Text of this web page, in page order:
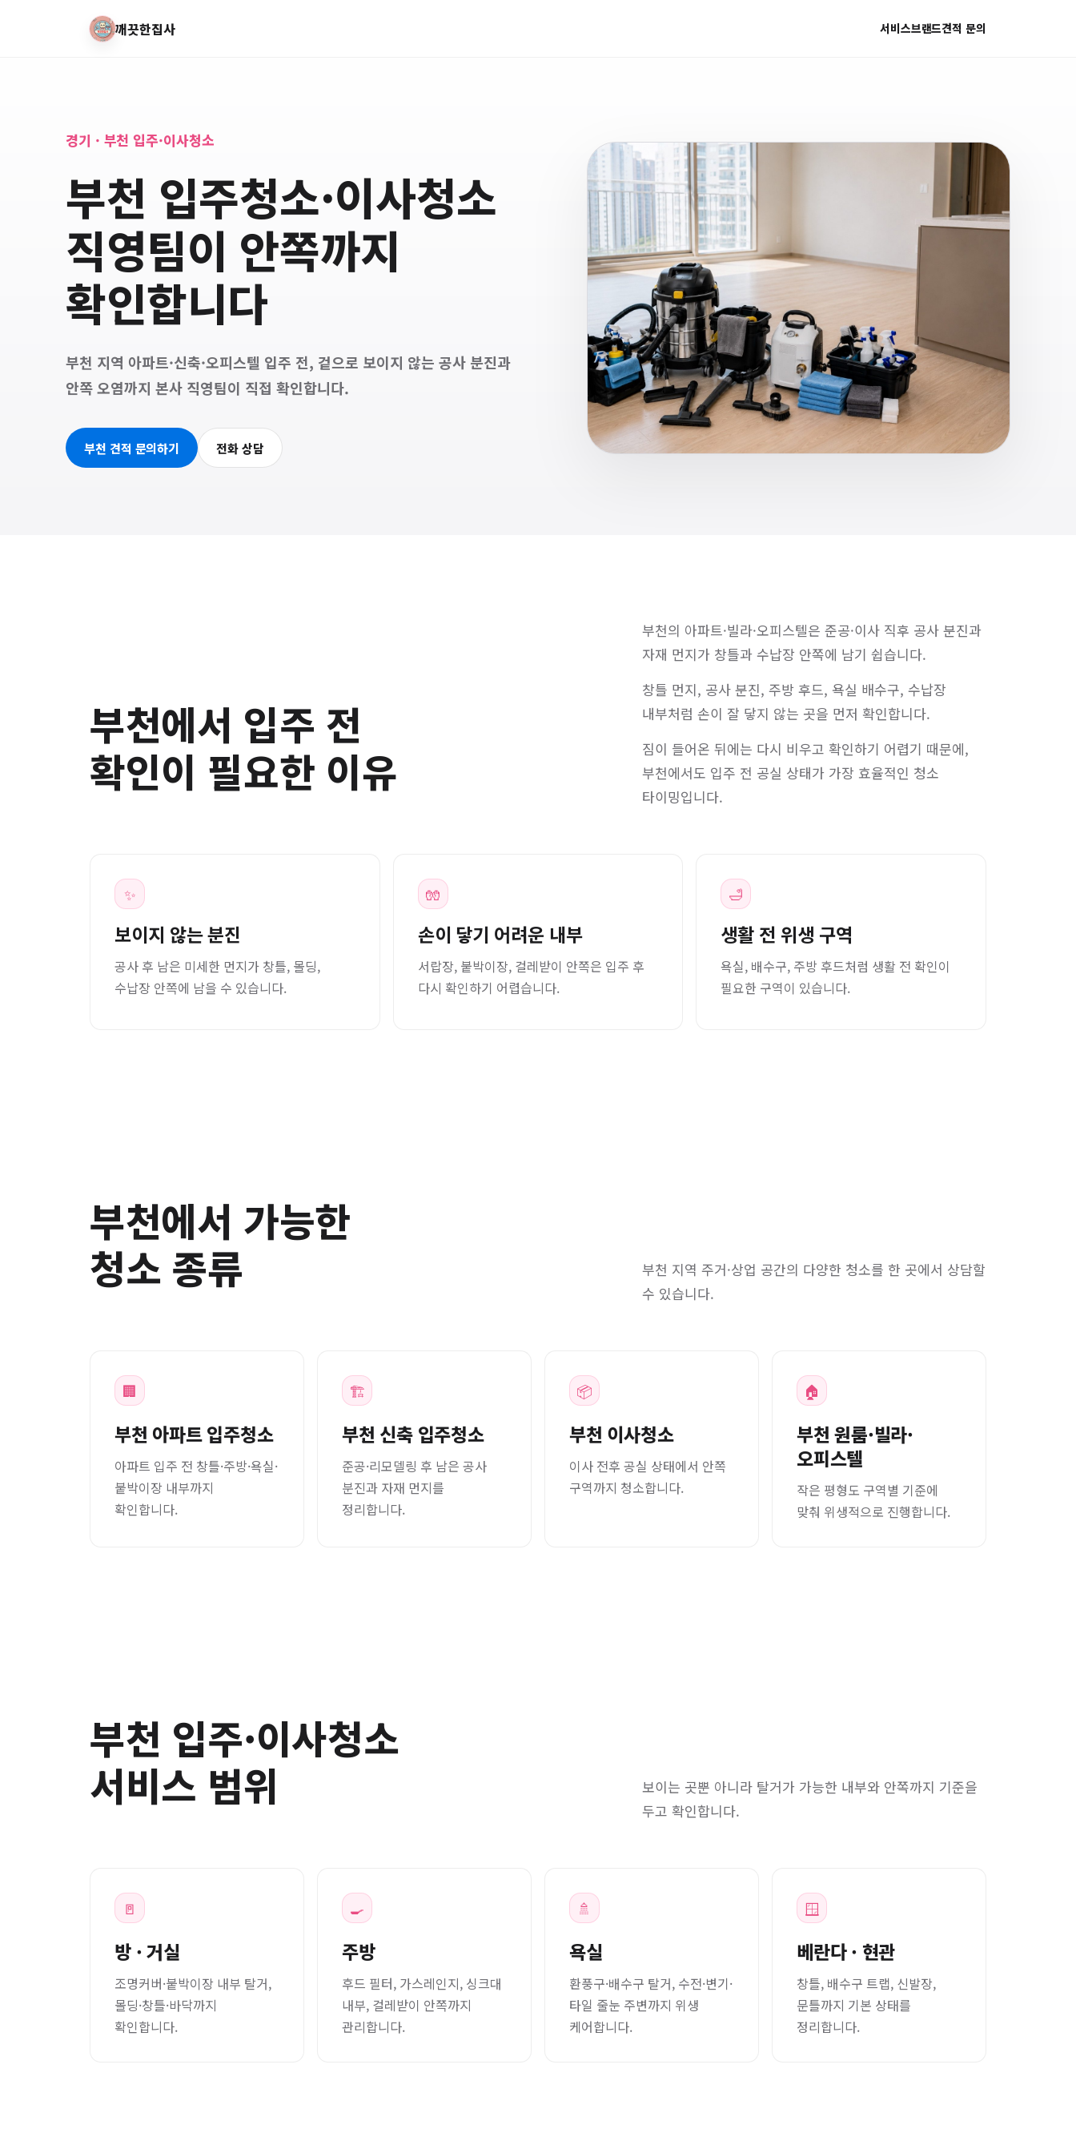
깨끗한집사 서비스브랜드견적 문의
경기 · 부천 입주·이사청소
부천 입주청소·이사청소
직영팀이 안쪽까지
확인합니다
부천 지역 아파트·신축·오피스텔 입주 전, 겉으로 보이지 않는 공사 분진과
안쪽 오염까지 본사 직영팀이 직접 확인합니다.
부천 견적 문의하기 전화 상담
부천에서 입주 전
확인이 필요한 이유
부천의 아파트·빌라·오피스텔은 준공·이사 직후 공사 분진과
자재 먼지가 창틀과 수납장 안쪽에 남기 쉽습니다.
창틀 먼지, 공사 분진, 주방 후드, 욕실 배수구, 수납장
내부처럼 손이 잘 닿지 않는 곳을 먼저 확인합니다.
짐이 들어온 뒤에는 다시 비우고 확인하기 어렵기 때문에,
부천에서도 입주 전 공실 상태가 가장 효율적인 청소
타이밍입니다.
✨
보이지 않는 분진
공사 후 남은 미세한 먼지가 창틀, 몰딩,
수납장 안쪽에 남을 수 있습니다.
🧤
손이 닿기 어려운 내부
서랍장, 붙박이장, 걸레받이 안쪽은 입주 후
다시 확인하기 어렵습니다.
🛁
생활 전 위생 구역
욕실, 배수구, 주방 후드처럼 생활 전 확인이
필요한 구역이 있습니다.
부천에서 가능한
청소 종류
부천 지역 주거·상업 공간의 다양한 청소를 한 곳에서 상담할
수 있습니다.
🏢
부천 아파트 입주청소
아파트 입주 전 창틀·주방·욕실·
붙박이장 내부까지
확인합니다.
🏗️
부천 신축 입주청소
준공·리모델링 후 남은 공사
분진과 자재 먼지를
정리합니다.
📦
부천 이사청소
이사 전후 공실 상태에서 안쪽
구역까지 청소합니다.
🏠
부천 원룸·빌라·
오피스텔
작은 평형도 구역별 기준에
맞춰 위생적으로 진행합니다.
부천 입주·이사청소
서비스 범위
보이는 곳뿐 아니라 탈거가 가능한 내부와 안쪽까지 기준을
두고 확인합니다.
🚪
방 · 거실
조명커버·붙박이장 내부 탈거,
몰딩·창틀·바닥까지
확인합니다.
🍳
주방
후드 필터, 가스레인지, 싱크대
내부, 걸레받이 안쪽까지
관리합니다.
🚿
욕실
환풍구·배수구 탈거, 수전·변기·
타일 줄눈 주변까지 위생
케어합니다.
🪟
베란다 · 현관
창틀, 배수구 트랩, 신발장,
문틀까지 기본 상태를
정리합니다.